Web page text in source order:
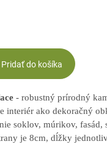
Pridať do košíka
- robustný prírodný
interiér ako dekoračný
soklov, múrikov, fasád,
je 8cm, dĺžky